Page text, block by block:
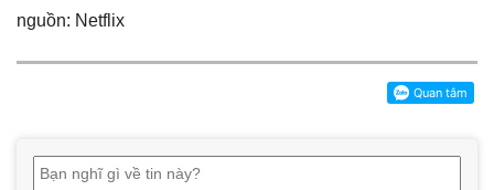
nguồn: Netflix